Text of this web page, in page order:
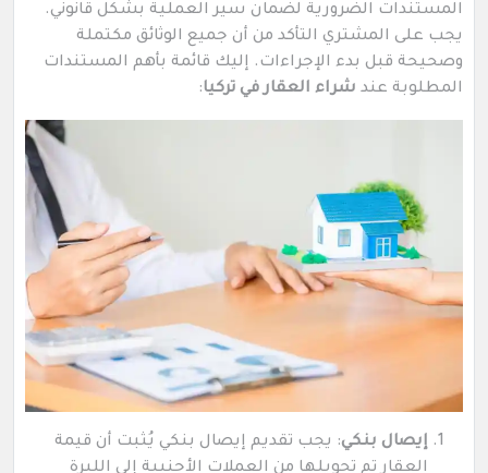
المستندات الضرورية لضمان سير العملية بشكل قانوني.
يجب على المشتري التأكد من أن جميع الوثائق مكتملة
وصحيحة قبل بدء الإجراءات. إليك قائمة بأهم المستندات
المطلوبة عند شراء العقار في تركيا:
إيصال بنكي: يجب تقديم إيصال بنكي يُثبت أن قيمة
العقار تم تحويلها من العملات الأجنبية إلى الليرة